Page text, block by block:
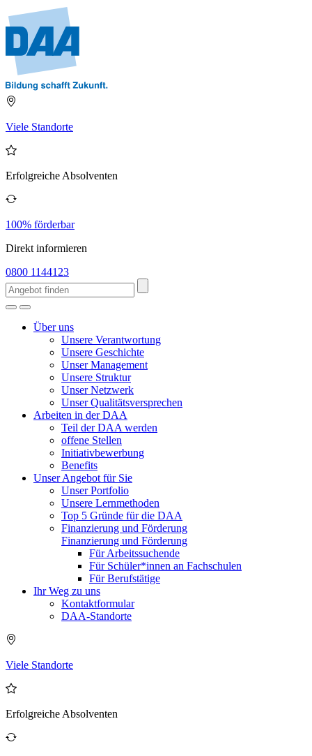
Viele Standorte
Erfolgreiche Absolventen
100% förderbar
Direkt informieren
0800 1144123
Über uns
Unsere Verantwortung
Unsere Geschichte
Unser Management
Unsere Struktur
Unser Netzwerk
Unser Qualitätsversprechen
Arbeiten in der DAA
Teil der DAA werden
offene Stellen
Initiativbewerbung
Benefits
Unser Angebot für Sie
Unser Portfolio
Unsere Lernmethoden
Top 5 Gründe für die DAA
Finanzierung und Förderung
Finanzierung und Förderung
Für Arbeitssuchende
Für Schüler*innen an Fachschulen
Für Berufstätige
Ihr Weg zu uns
Kontaktformular
DAA-Standorte
Viele Standorte
Erfolgreiche Absolventen